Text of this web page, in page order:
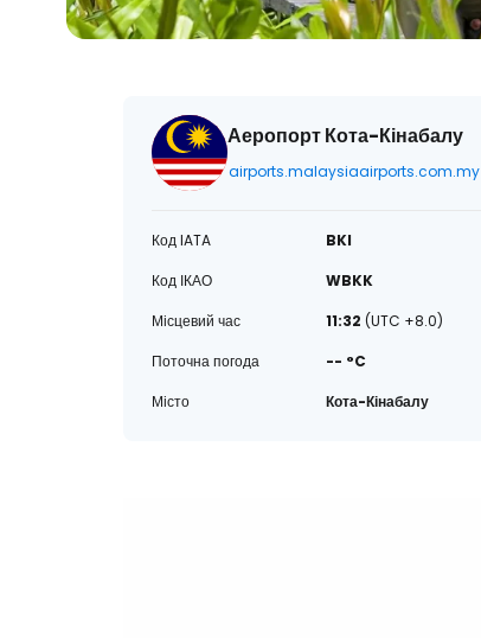
Аеропорт Кота-Кінабалу
airports.malaysiaairports.com.my
Код IATA
BKI
Код ІКАО
WBKK
Місцевий час
11:32 (UTC +8.0)
Поточна погода
-- °C
Місто
Кота-Кінабалу